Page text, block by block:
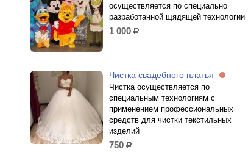
осуществляется по специально
разработанной щядящей технологии
1 000 р.
Чистка свадебного платья
Чистка осуществляется по
специальным технологиям с
применением профессиональных
средств для чистки текстильных
изделий
750 р.